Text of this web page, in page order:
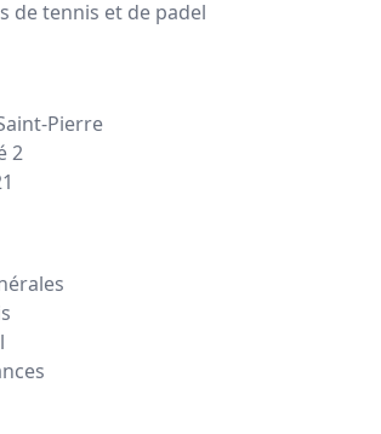
de tennis et de padel
Pierre
2